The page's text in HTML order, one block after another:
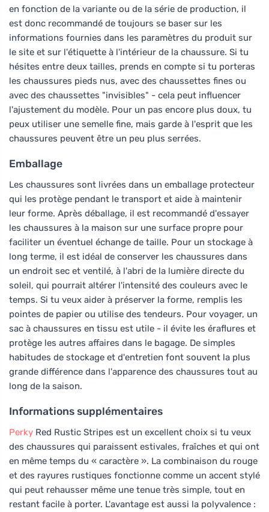
en fonction de la variante ou de la série de production, il
est donc recommandé de toujours se baser sur les
informations fournies dans les paramètres du produit sur
le site et sur l'étiquette à l'intérieur de la chaussure. Si tu
hésites entre deux tailles, prends en compte si tu porteras
les chaussures pieds nus, avec des chaussettes fines ou
avec des chaussettes "invisibles" - cela peut influencer
l'ajustement du modèle. Pour un pas encore plus doux, tu
peux utiliser une semelle fine, mais garde à l'esprit que les
chaussures peuvent être un peu plus serrées.
Emballage
Les chaussures sont livrées dans un emballage protecteur
qui les protège pendant le transport et aide à maintenir
leur forme. Après déballage, il est recommandé d'essayer
les chaussures à la maison sur une surface propre pour
faciliter un éventuel échange de taille. Pour un stockage à
long terme, il est idéal de conserver les chaussures dans
un endroit sec et ventilé, à l'abri de la lumière directe du
soleil, qui pourrait altérer l'intensité des couleurs avec le
temps. Si tu veux aider à préserver la forme, remplis les
pointes de papier ou utilise des tendeurs. Pour voyager, un
sac à chaussures en tissu est utile - il évite les éraflures et
protège les autres affaires dans le bagage. De simples
habitudes de stockage et d'entretien font souvent la plus
grande différence dans l'apparence des chaussures tout au
long de la saison.
Informations supplémentaires
Perky Red Rustic Stripes est un excellent choix si tu veux
des chaussures qui paraissent estivales, fraîches et qui ont
en même temps du « caractère ». La combinaison du rouge
et des rayures rustiques fonctionne comme un accent stylé
qui peut rehausser même une tenue très simple, tout en
restant facile à porter. L'avantage est aussi la polyvalence :